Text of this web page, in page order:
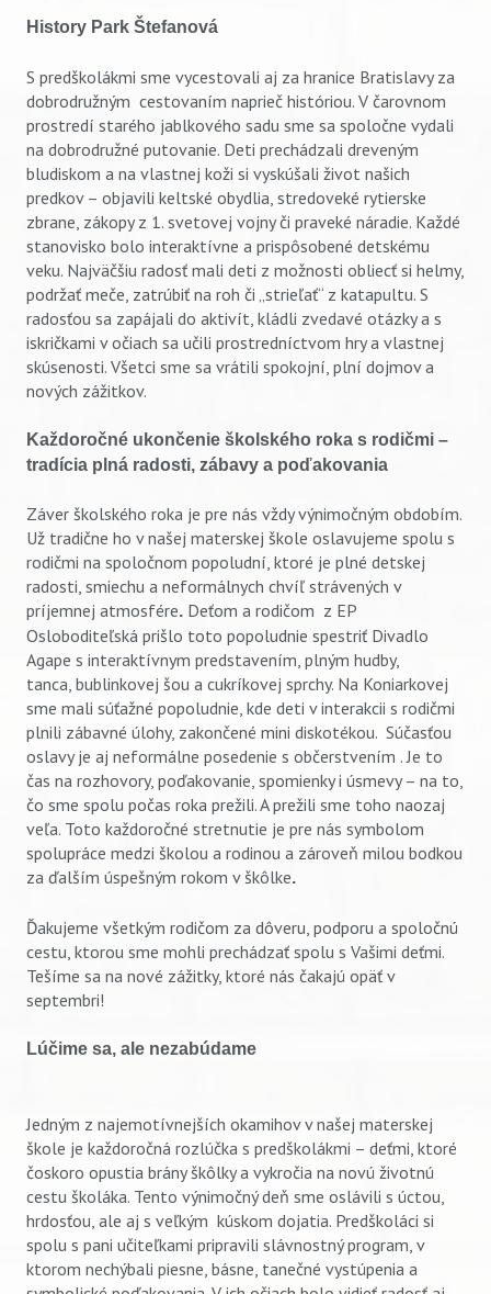
History Park Štefanová
S predškolákmi sme vycestovali aj za hranice Bratislavy za
dobrodružným cestovaním naprieč históriou. V čarovnom
prostredí starého jablkového sadu sme sa spoločne vydali
na dobrodružné putovanie. Deti prechádzali dreveným
bludiskom a na vlastnej koži si vyskúšali život našich
predkov – objavili keltské obydlia, stredoveké rytier­ske
zbrane, zákopy z 1. svetovej vojny či praveké náradie. Každé
stanovisko bolo interaktívne a prispôsobené detskému
veku. Najväčšiu radosť mali deti z možnosti obliecť si helmy,
podržať meče, zatrúbiť na roh či „strieľať“ z katapultu. S
radosťou sa zapájali do aktivít, kládli zvedavé otázky a s
iskričkami v očiach sa učili prostredníctvom hry a vlastnej
skúsenosti. Všetci sme sa vrátili spokojní, plní dojmov a
nových zážitkov.
Každoročné ukončenie školského roka s rodičmi –
tradícia plná radosti, zábavy a poďakovania
Záver školského roka je pre nás vždy výnimočným obdobím.
Už tradične ho v našej materskej škole oslavujeme spolu s
rodičmi na spoločnom popoludní, ktoré je plné detskej
radosti, smiechu a neformálnych chvíľ strávených v
príjemnej atmosfére. Deťom a rodičom z EP
Osloboditeľská prišlo toto popoludnie spestriť Divadlo
Agape s interaktívnym predstavením, plným hudby,
tanca, bublinkovej šou a cukríkovej sprchy. Na Koniarkovej
sme mali súťažné popoludnie, kde deti v interakcii s rodičmi
plnili zábavné úlohy, zakončené mini diskotékou. Súčasťou
oslavy je aj neformálne posedenie s občerstvením . Je to
čas na rozhovory, poďakovanie, spomienky i úsmevy – na to,
čo sme spolu počas roka prežili. A prežili sme toho naozaj
veľa. Toto každoročné stretnutie je pre nás symbolom
spolupráce medzi školou a rodinou a zároveň milou bodkou
za ďalším úspešným rokom v škôlke.
Ďakujeme všetkým rodičom za dôveru, podporu a spoločnú
cestu, ktorou sme mohli prechádzať spolu s Vašimi deťmi.
Tešíme sa na nové zážitky, ktoré nás čakajú opäť v
septembri!
Lúčime sa, ale nezabúdame
Jedným z najemotívnejších okamihov v našej materskej
škole je každoročná rozlúčka s predškolákmi – deťmi, ktoré
čoskoro opustia brány škôlky a vykročia na novú životnú
cestu školáka. Tento výnimočný deň sme oslávili s úctou,
hrdosťou, ale aj s veľkým kúskom dojatia. Predškoláci si
spolu s pani učiteľkami pripravili slávnostný program, v
ktorom nechýbali piesne, básne, tanečné vystúpenia a